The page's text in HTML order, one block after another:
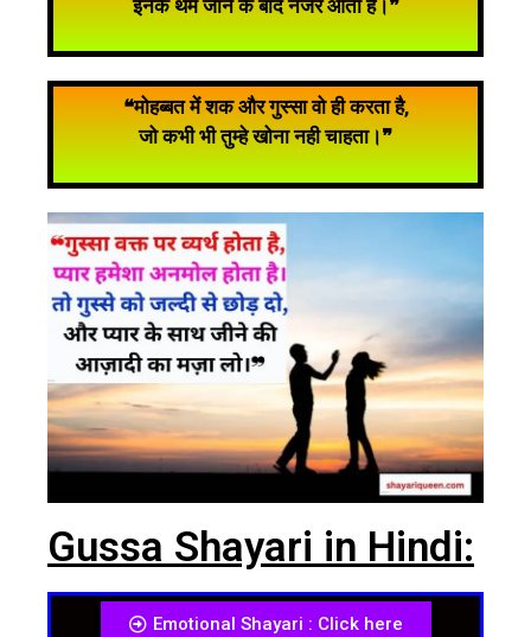
इनके थम जाने के बाद नजर आता है।❞
❝मोहब्बत में शक और गुस्सा वो ही करता है,
जो कभी भी तुम्हे खोना नही चाहता।❞
Gussa Shayari in Hindi:
Emotional Shayari : Click here